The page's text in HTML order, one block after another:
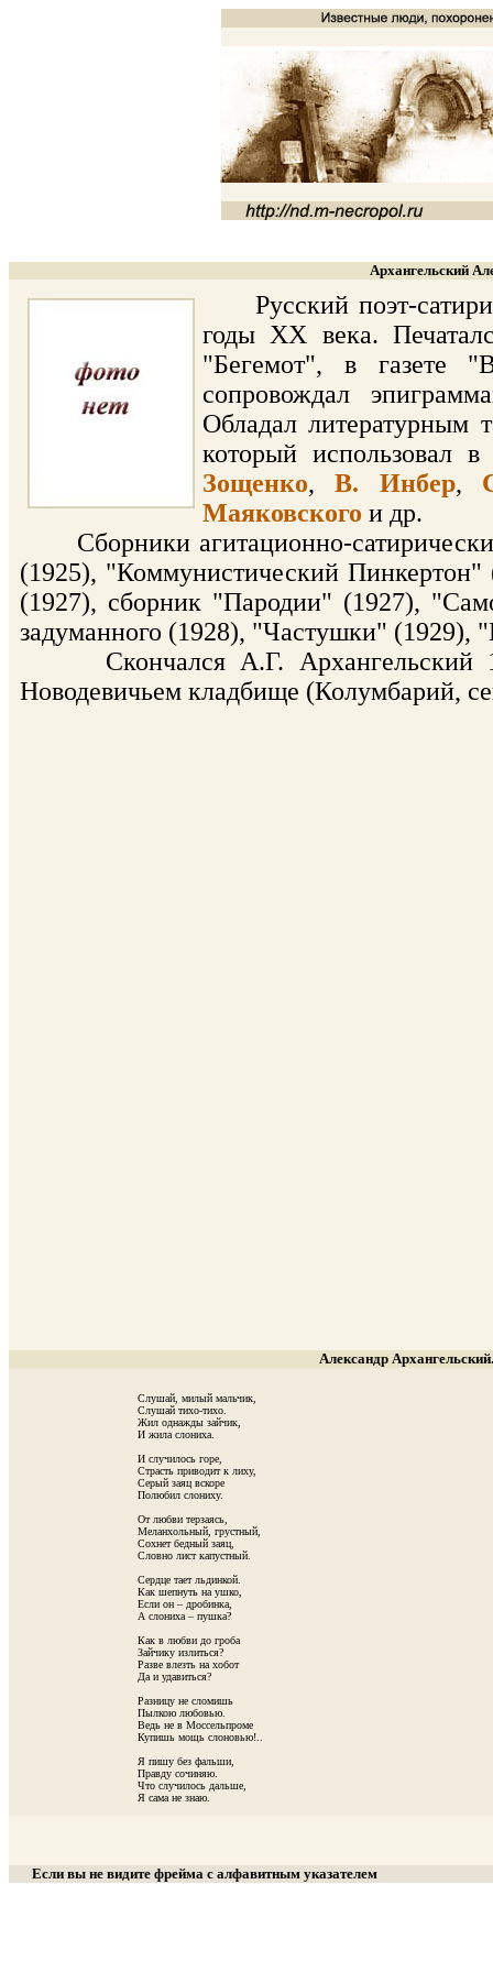
Архангельский
Русский поэт-
годы ХХ века.
"Бегемот", в газете
сопровождал
Обладал литературным
который использовал
Зощенко,В. Инбер,
Маяковского и др.
Сборники агитационно-
(1925), "Коммунистический
(1927), сборник "Пародии" (1927),
задуманного (1928), "Частушки" (1929),
Скончался А.Г. Архангельский 12
Новодевичьем кладбище (Колумбарий,
Александр
                                       Слушай, милый мальчик,
                                       Слушай тихо-тихо.
                                       Жил однажды зайчик,
                                       И жила слониха.
                                       И случилось горе,
                                       Страсть приводит к лиху,
                                       Серый заяц вскоре
                                       Полюбил слониху.
                                       От любви терзаясь,
                                       Меланхольный, грустный,
                                       Сохнет бедный заяц,
                                       Словно лист капустный.
                                       Сердце тает льдинкой.
                                       Как шепнуть на ушко,
                                       Если он – дробинка,
                                       А слониха – пушка?
                                       Как в любви до гроба
                                       Зайчику излиться?
                                       Разве влезть на хобот
                                       Да и удавиться?
                                       Разницу не сломишь
                                       Пылкою любовью.
                                       Ведь не в Моссельпроме
                                       Купишь мощь слоновью!..
                                       Я пишу без фальши,
                                       Правду сочиняю.
                                       Что случилось дальше,
                                       Я сама не знаю.
Если вы не видите фрейма с алфавитным указателем